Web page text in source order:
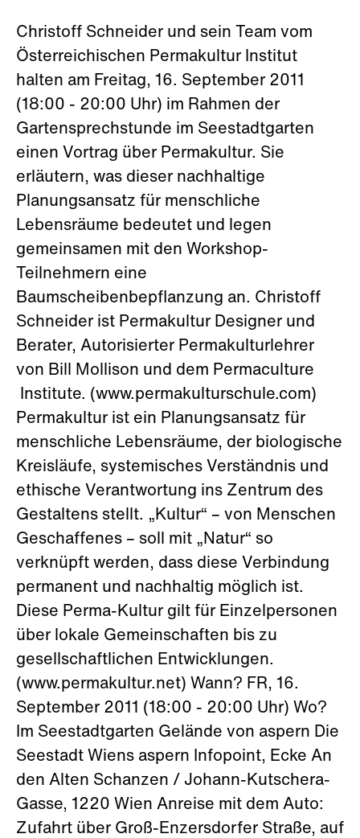
Christoff Schneider und sein Team vom
Österreichischen Permakultur Institut
halten am Freitag, 16. September 2011
(18:00 - 20:00 Uhr) im Rahmen der
Gartensprechstunde im Seestadtgarten
einen Vortrag über Permakultur. Sie
erläutern, was dieser nachhaltige
Planungsansatz für menschliche
Lebensräume bedeutet und legen
gemeinsamen mit den Workshop-
Teilnehmern eine
Baumscheibenbepflanzung an. Christoff
Schneider ist Permakultur Designer und
Berater, Autorisierter Permakulturlehrer
von Bill Mollison und dem Permaculture
Institute. (www.permakulturschule.com)
Permakultur ist ein Planungsansatz für
menschliche Lebensräume, der biologische
Kreisläufe, systemisches Verständnis und
ethische Verantwortung ins Zentrum des
Gestaltens stellt. „Kultur“ – von Menschen
Geschaffenes – soll mit „Natur“ so
verknüpft werden, dass diese Verbindung
permanent und nachhaltig möglich ist.
Diese Perma-Kultur gilt für Einzelpersonen
über lokale Gemeinschaften bis zu
gesellschaftlichen Entwicklungen.
(www.permakultur.net) Wann? FR, 16.
September 2011 (18:00 - 20:00 Uhr) Wo?
Im Seestadtgarten Gelände von aspern Die
Seestadt Wiens aspern Infopoint, Ecke An
den Alten Schanzen / Johann-Kutschera-
Gasse, 1220 Wien Anreise mit dem Auto:
Zufahrt über Groß-Enzersdorfer Straße, auf